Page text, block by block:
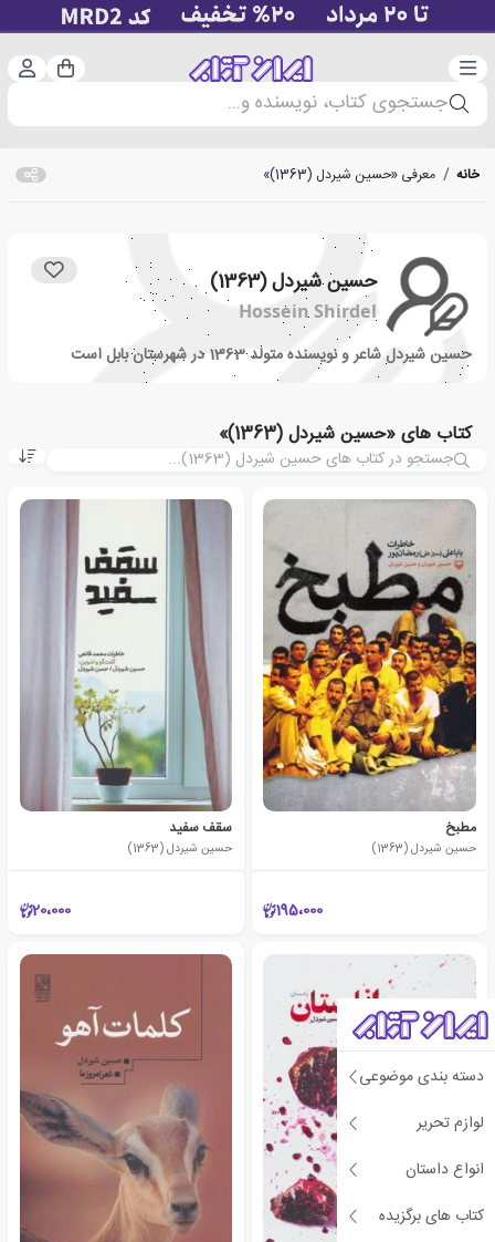
دسته‌بندی سبد
جستجوی کتاب، نویسنده و...
دسته بندی موضوعی
لوازم تحریر
انواع داستان
کتاب های برگزیده
خانه / معرفی «حسین شیردل (1363)»
حسین شیردل (1363)
Hossein Shirdel
حسین شیردل شاعر و نویسنده متولد 1363 در شهرستان بابل است
کتاب های «حسین شیردل (1363)»
مطبخ
حسین شیردل (1363)
195،000
سقف سفید
حسین شیردل (1363)
20،000